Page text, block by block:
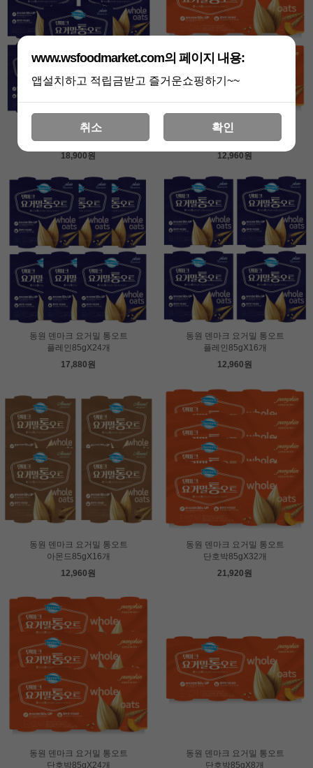
동원 덴마크 요거밀 통오트
플레인85gX20개
18,900원
동원 덴마크 요거밀 통오트
단호박85gX16개
12,960원
동원 덴마크 요거밀 통오트
플레인85gX24개
17,880원
동원 덴마크 요거밀 통오트
플레인85gX16개
12,960원
동원 덴마크 요거밀 통오트
아몬드85gX16개
12,960원
동원 덴마크 요거밀 통오트
단호박85gX32개
21,920원
동원 덴마크 요거밀 통오트
단호박85gX24개
동원 덴마크 요거밀 통오트
단호박85gX8개
www.wsfoodmarket.com의 페이지 내용:
앱설치하고 적립금받고 즐거운쇼핑하기~~
취소 확인